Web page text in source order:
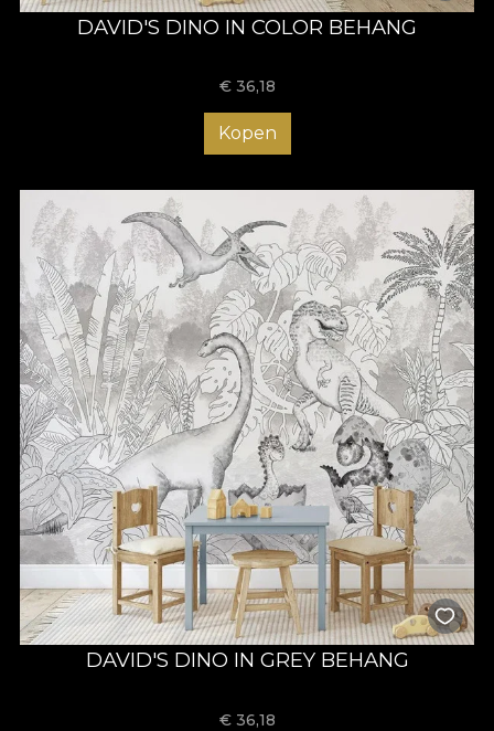
DAVID'S DINO IN COLOR BEHANG
€ 36,18
Kopen
DAVID'S DINO IN GREY BEHANG
€ 36,18